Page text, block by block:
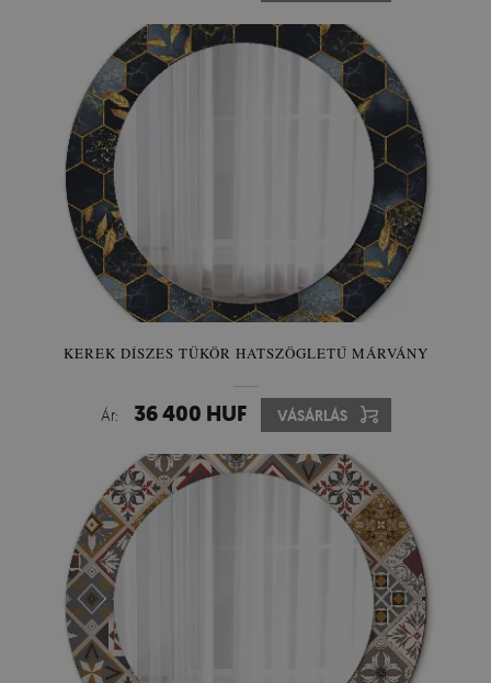
KEREK DÍSZES TÜKÖR HATSZÖGLETŰ MÁRVÁNY
Ár: 36 400 HUF VÁSÁRLÁS